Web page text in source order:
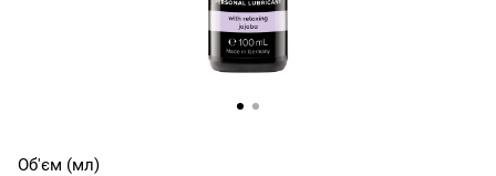
Об'єм (мл)